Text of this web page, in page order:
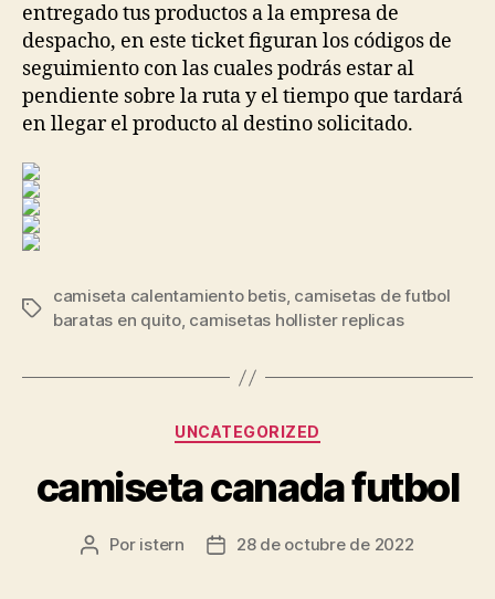
entregado tus productos a la empresa de
despacho, en este ticket figuran los códigos de
seguimiento con las cuales podrás estar al
pendiente sobre la ruta y el tiempo que tardará
en llegar el producto al destino solicitado.
Etiquetas
camiseta calentamiento betis, camisetas de futbol
baratas en quito, camisetas hollister replicas
Categorías
UNCATEGORIZED
camiseta canada futbol
Autor
Por istern
Fecha28 de octubre de 2022